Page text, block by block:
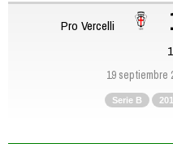
Pro Vercelli
19 septiembre
Serie B